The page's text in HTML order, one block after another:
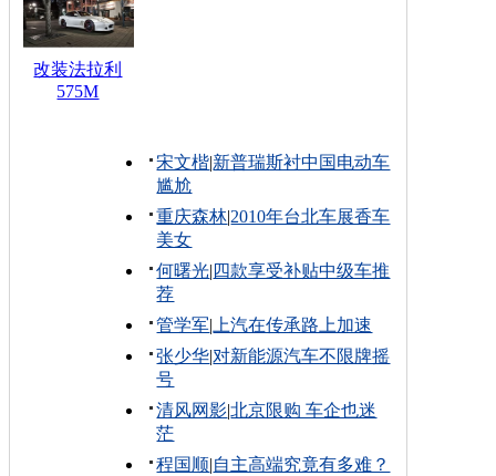
改装法拉利
575M
宋文楷|新普瑞斯衬中国电动车
尴尬
重庆森林|2010年台北车展香车
美女
何曙光| 四款享受补贴中级车推
荐
管学军| 上汽在传承路上加速
张少华|对新能源汽车不限牌摇
号
清风网影|北京限购 车企也迷
茫
程国顺|自主高端究竟有多难？